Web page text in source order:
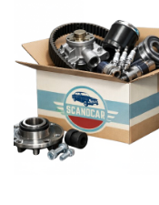
LISTE
D’ENVIE